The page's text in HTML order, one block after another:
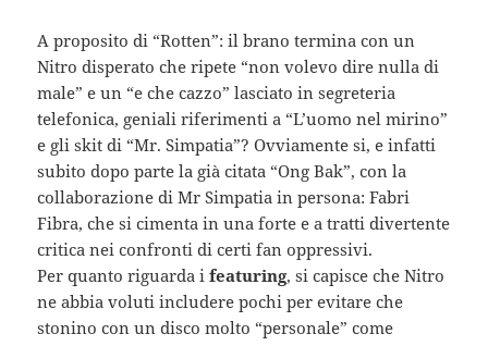
A proposito di “Rotten”: il brano termina con un
Nitro disperato che ripete “non volevo dire nulla di
male” e un “e che cazzo” lasciato in segreteria
telefonica, geniali riferimenti a “L’uomo nel mirino”
e gli skit di “Mr. Simpatia”? Ovviamente si, e infatti
subito dopo parte la già citata “Ong Bak”, con la
collaborazione di Mr Simpatia in persona: Fabri
Fibra, che si cimenta in una forte e a tratti divertente
critica nei confronti di certi fan oppressivi.
Per quanto riguarda ifeaturing, si capisce che Nitro
ne abbia voluti includere pochi per evitare che
stonino con un disco molto “personale” come